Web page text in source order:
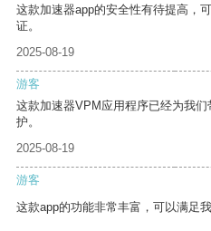
这款加速器app的安全性有待提高，
证。
2025-08-19
游客
这款加速器VPM应用程序已经为我
护。
2025-08-19
游客
这款app的功能非常丰富，可以满足